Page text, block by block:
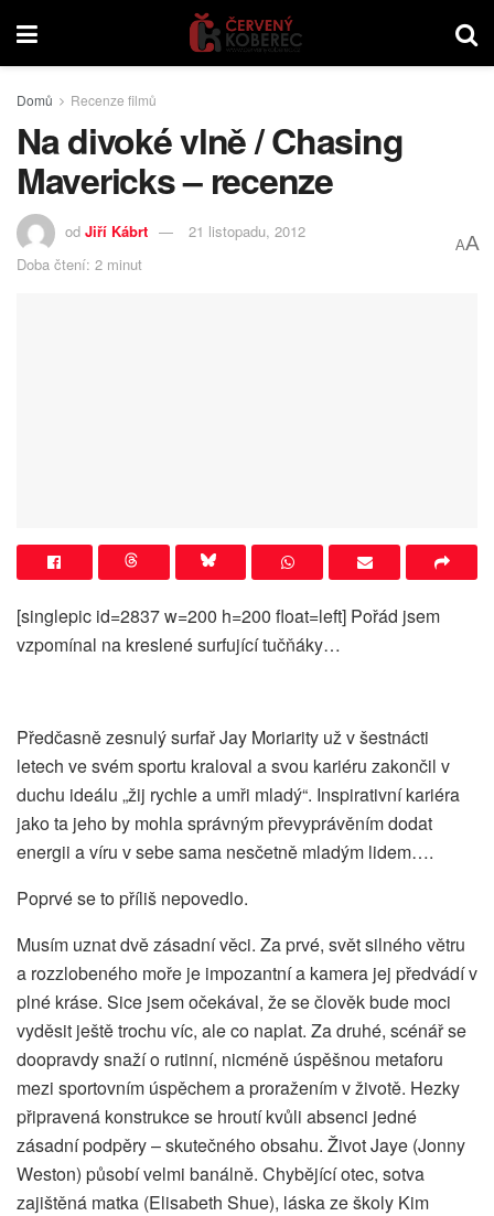
Domů Recenze filmů
Na divoké vlně / Chasing
Mavericks – recenze
od Jiří Kábrt
21 listopadu, 2012
Doba čtení: 2 minut
AA
[singlepic id=2837 w=200 h=200 float=left] Pořád jsem
vzpomínal na kreslené surfující tučňáky…
Předčasně zesnulý surfař Jay Moriarity už v šestnácti
letech ve svém sportu kraloval a svou kariéru zakončil v
duchu ideálu „žij rychle a umři mladý“. Inspirativní kariéra
jako ta jeho by mohla správným převyprávěním dodat
energii a víru v sebe sama nesčetně mladým lidem….
Poprvé se to příliš nepovedlo.
Musím uznat dvě zásadní věci. Za prvé, svět silného větru
a rozzlobeného moře je impozantní a kamera jej předvádí v
plné kráse. Sice jsem očekával, že se člověk bude moci
vyděsit ještě trochu víc, ale co naplat. Za druhé, scénář se
doopravdy snaží o rutinní, nicméně úspěšnou metaforu
mezi sportovním úspěchem a proražením v životě. Hezky
připravená konstrukce se hroutí kvůli absenci jedné
zásadní podpěry – skutečného obsahu. Život Jaye (Jonny
Weston) působí velmi banálně. Chybějící otec, sotva
zajištěná matka (Elisabeth Shue), láska ze školy Kim